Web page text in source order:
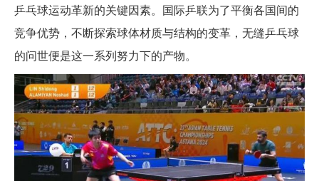
乒乓球运动革新的关键因素。国际乒联为了平衡各国间的
竞争优势，不断探索球体材质与结构的变革，无缝乒乓球
的问世便是这一系列努力下的产物。